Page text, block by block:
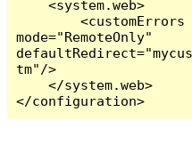
    <system.web>
        <customErrors
mode="RemoteOnly"
tm"/>
    </system.web>
</configuration>